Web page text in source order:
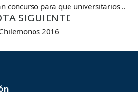
concurso para que universitarios…
SIGUIENTE
Chilemonos 2016